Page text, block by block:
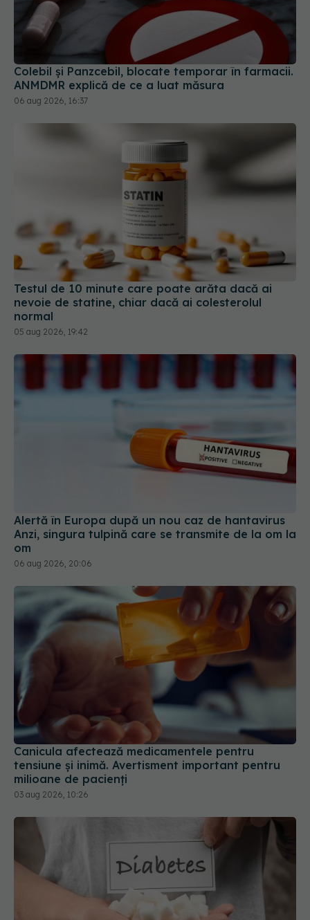
Colebil și Panzcebil, blocate temporar în farmacii.
ANMDMR explică de ce a luat măsura
06 aug 2026, 16:37
Testul de 10 minute care poate arăta dacă ai
nevoie de statine, chiar dacă ai colesterolul
normal
05 aug 2026, 19:42
Alertă în Europa după un nou caz de hantavirus
Anzi, singura tulpină care se transmite de la om la
06 aug 2026, 20:06
Canicula afectează medicamentele pentru
tensiune și inimă. Avertisment important pentru
milioane de pacienți
03 aug 2026, 10:26